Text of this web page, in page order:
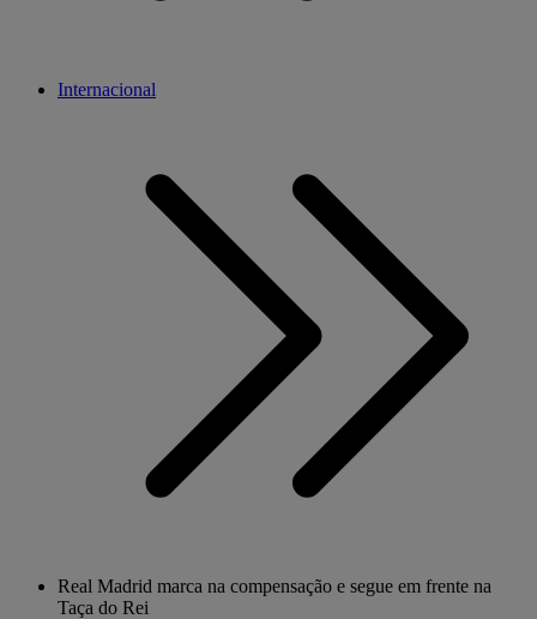
Internacional
Real Madrid marca na compensação e segue em frente na
Taça do Rei